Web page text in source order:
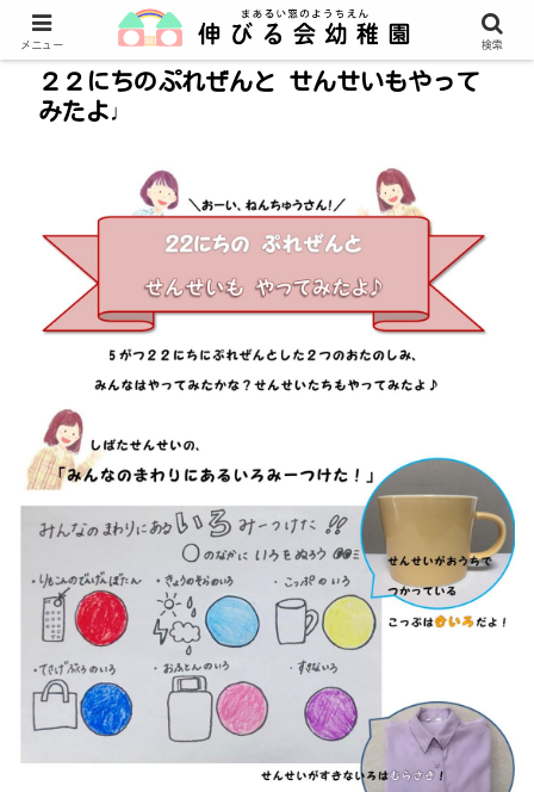
２２にちのぷれぜんと せんせいもやって
みたよ♩
メニュー 検索